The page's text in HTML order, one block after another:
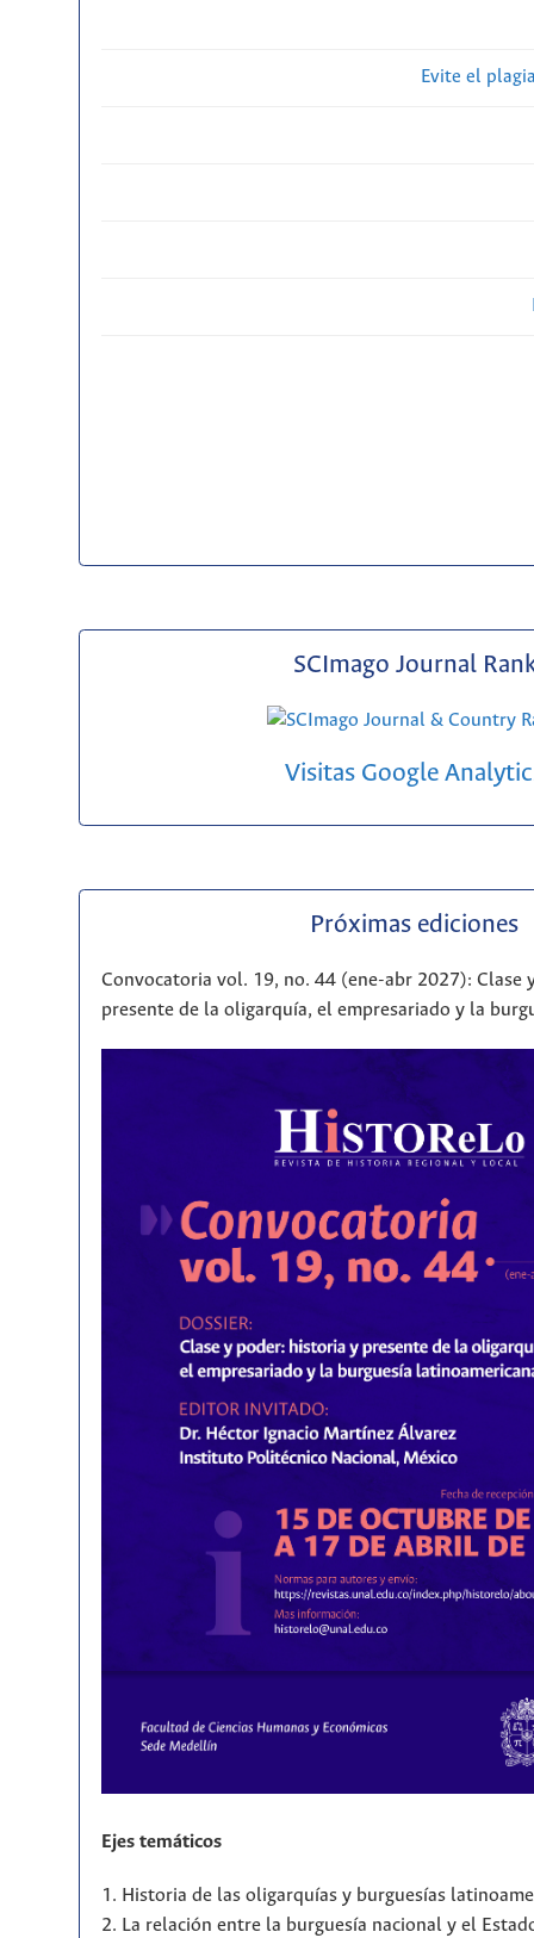
Evite el
SCImago Journal
Visitas Google
Próximas ediciones
Convocatoria vol. 19, no. 44 (ene-abr 2027): Clase
presente de la oligarquía, el empresariado y la
Ejes temáticos
1. Historia de las oligarquías y burguesías
2. La relación entre la burguesía nacional y el